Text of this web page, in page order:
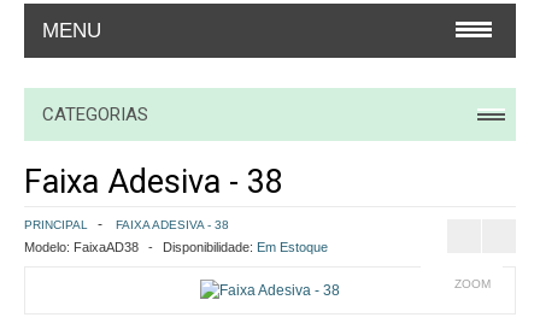
MENU
A EMPRESA
CONTATO
COMO COMPRAR
POLÍTICA DE FRETE GRÁTIS
CATEGORIAS
Faixa Adesiva - 38
PRINCIPAL FAIXA ADESIVA - 38
Modelo: FaixaAD38 Disponibilidade: Em Estoque
ZOOM